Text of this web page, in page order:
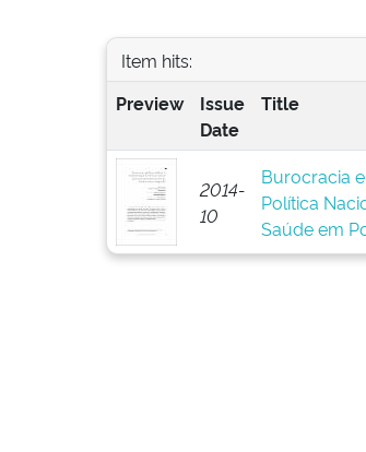
Item hits:
Preview
Issue
Date
Title
2014-
10
Burocracia
Política
Saúde em